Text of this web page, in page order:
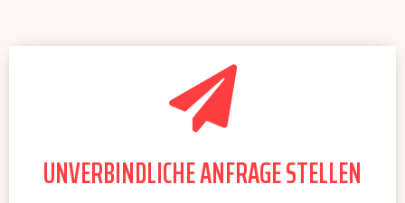
UNVERBINDLICHE ANFRAGE STELLEN